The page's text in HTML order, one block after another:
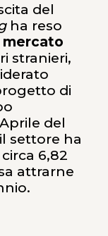
del
ha reso
mercato
stranieri,
di
del
settore ha
6,82
attrarne